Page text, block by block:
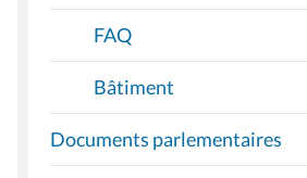
FAQ
Bâtiment
Documents parlementaires